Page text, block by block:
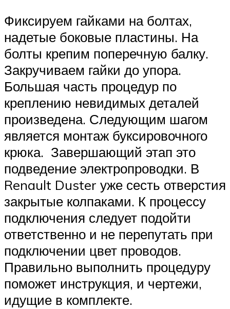
Фиксируем гайками на болтах,
надетые боковые пластины. На
болты крепим поперечную балку.
Закручиваем гайки до упора.
Большая часть процедур по
креплению невидимых деталей
произведена. Следующим шагом
является монтаж буксировочного
крюка. Завершающий этап это
подведение электропроводки. В
Renault Duster уже сесть отверстия
закрытые колпаками. К процессу
подключения следует подойти
ответственно и не перепутать при
подключении цвет проводов.
Правильно выполнить процедуру
поможет инструкция, и чертежи,
идущие в комплекте.